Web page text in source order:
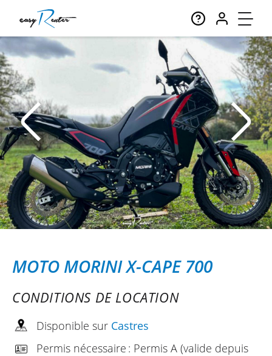
MOTO MORINI X-CAPE 700
CONDITIONS DE LOCATION
Disponible sur Castres
Permis nécessaire : Permis A (valide depuis